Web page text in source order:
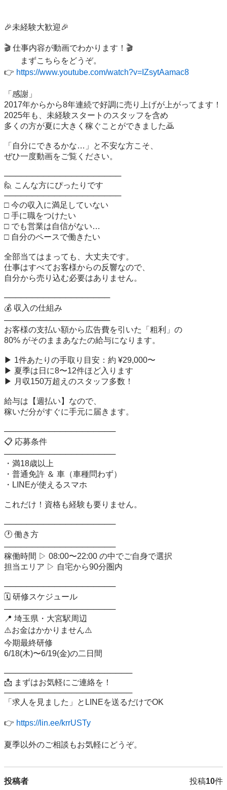
🎉未経験大歓迎🎉
🎬 仕事内容が動画でわかります！🎬
まずこちらをどうぞ。
👉 https://www.youtube.com/watch?v=IZsytAamac8
「感謝」
2017年からから8年連続で好調に売り上げが上がってます！
2025年も、未経験スタートのスタッフを含め
多くの方が夏に大きく稼ぐことができました🙇
「自分にできるかな…」と不安な方こそ、
ぜひ一度動画をご覧ください。
─────────────────────
🙋 こんな方にぴったりです
─────────────────────
□ 今の収入に満足していない
□ 手に職をつけたい
□ でも営業は自信がない…
□ 自分のペースで働きたい
全部当てはまっても、大丈夫です。
仕事はすべてお客様からの反響なので、
自分から売り込む必要はありません。
───────────────────
💰 収入の仕組み
───────────────────
お客様の支払い額から広告費を引いた「粗利」の
80% がそのままあなたの給与になります。
▶ 1件あたりの手取り目安：約 ¥29,000〜
▶ 夏季は日に8〜12件ほど入ります
▶ 月収150万超えのスタッフ多数！
給与は【週払い】なので、
稼いだ分がすぐに手元に届きます。
────────────────────
📋 応募条件
────────────────────
・満18歳以上
・普通免許 ＆ 車（車種問わず）
・LINEが使えるスマホ
これだけ！資格も経験も要りません。
────────────────────
🕐 働き方
────────────────────
稼働時間 ▷ 08:00〜22:00 の中でご自身で選択
担当エリア ▷ 自宅から90分圏内
────────────────────
🗓 研修スケジュール
────────────────────
📍 埼玉県・大宮駅周辺
⚠️お金はかかりません⚠️
今期最終研修
6/18(木)〜6/19(金)の二日間
───────────────────────
📩 まずはお気軽にご連絡を！
───────────────────────
「求人を見ました」とLINEを送るだけでOK
👉 https://lin.ee/krrUSTy
夏季以外のご相談もお気軽にどうぞ。
投稿者 投稿10件